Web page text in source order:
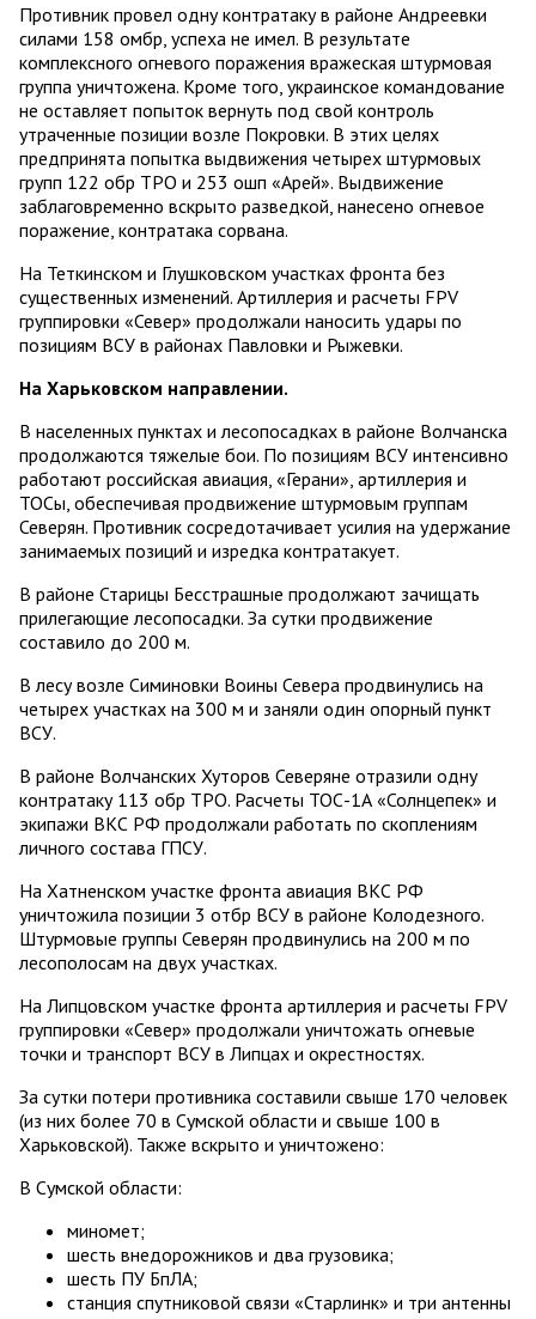
Противник провел одну контратаку в районе Андреевки
силами 158 омбр, успеха не имел. В результате
комплексного огневого поражения вражеская штурмовая
группа уничтожена. Кроме того, украинское командование
не оставляет попыток вернуть под свой контроль
утраченные позиции возле Покровки. В этих целях
предпринята попытка выдвижения четырех штурмовых
групп 122 обр ТРО и 253 ошп «Арей». Выдвижение
заблаговременно вскрыто разведкой, нанесено огневое
поражение, контратака сорвана.
На Теткинском и Глушковском участках фронта без
существенных изменений. Артиллерия и расчеты FPV
группировки «Север» продолжали наносить удары по
позициям ВСУ в районах Павловки и Рыжевки.
На Харьковском направлении.
В населенных пунктах и лесопосадках в районе Волчанска
продолжаются тяжелые бои. По позициям ВСУ интенсивно
работают российская авиация, «Герани», артиллерия и
ТОСы, обеспечивая продвижение штурмовым группам
Северян. Противник сосредотачивает усилия на удержание
занимаемых позиций и изредка контратакует.
В районе Старицы Бесстрашные продолжают зачищать
прилегающие лесопосадки. За сутки продвижение
составило до 200 м.
В лесу возле Симиновки Воины Севера продвинулись на
четырех участках на 300 м и заняли один опорный пункт
ВСУ.
В районе Волчанских Хуторов Северяне отразили одну
контратаку 113 обр ТРО. Расчеты ТОС-1А «Солнцепек» и
экипажи ВКС РФ продолжали работать по скоплениям
личного состава ГПСУ.
На Хатненском участке фронта авиация ВКС РФ
уничтожила позиции 3 отбр ВСУ в районе Колодезного.
Штурмовые группы Северян продвинулись на 200 м по
лесополосам на двух участках.
На Липцовском участке фронта артиллерия и расчеты FPV
группировки «Север» продолжали уничтожать огневые
точки и транспорт ВСУ в Липцах и окрестностях.
За сутки потери противника составили свыше 170 человек
(из них более 70 в Сумской области и свыше 100 в
Харьковской). Также вскрыто и уничтожено:
В Сумской области:
миномет;
шесть внедорожников и два грузовика;
шесть ПУ БпЛА;
станция спутниковой связи «Старлинк» и три антенны